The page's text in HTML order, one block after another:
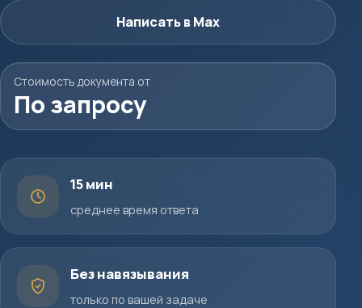
Написать в Max
Стоимость документа от
По запросу
15 мин
среднее время ответа
Без навязывания
только по вашей задаче